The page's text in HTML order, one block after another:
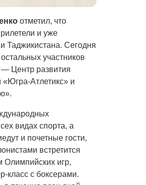
отметил, что
и уже
Таджикистана. Сегодня
участников
Центр развития
Атлетикс» и
видах спорта, а
и почетные гости,
встретится
Олимпийских игр,
класс с боксерами.